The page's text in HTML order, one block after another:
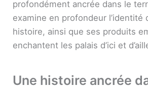
profondément ancrée dans le
examine en profondeur l’identité
histoire, ainsi que ses produits
enchantent les palais d’ici et
Une histoire ancrée